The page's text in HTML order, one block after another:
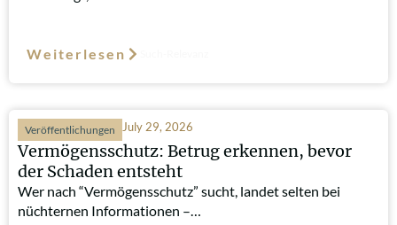
Weiterlesen
Veröffentlichungen July 29, 2026
Vermögensschutz: Betrug erkennen, bevor
der Schaden entsteht
Wer nach “Vermögensschutz” sucht, landet selten bei
nüchternen Informationen –…